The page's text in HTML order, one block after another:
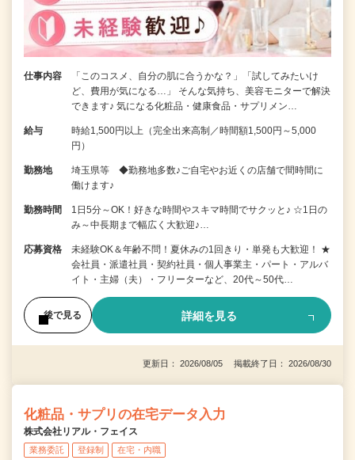
仕事内容
「このコスメ、自分の肌に合うかな？」「試してみたいけ
ど、費用が気になる…」 そんな気持ち、美容モニターで解決
できます♪ 気になる化粧品・健康食品・サプリメン…
給与
時給1,500円以上（完全出来高制／時間額1,500円～5,000
円）
勤務地
埼玉県等 ◆勤務地多数♪ご自宅やお近くの店舗で間時間に
働けます♪
勤務時間
1日5分～OK！好きな時間やスキマ時間でサクッと♪ ☆1日の
み～中長期まで幅広く大歓迎♪…
応募資格
未経験OK＆年齢不問！夏休みの1回きり・単発も大歓迎！ ★
会社員・派遣社員・契約社員・個人事業主・パート・アルバ
イト・主婦（夫）・フリーターなど、20代～50代…
後で見る 詳細を見る
更新日： 2026/08/05 掲載終了日： 2026/08/30
化粧品・サプリの在宅データ入力
株式会社リアル・フェイス
業務委託 登録制 在宅・内職